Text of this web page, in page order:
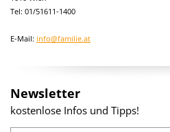
Tel: 01/51611-1400
E-Mail: info@familie.at
Newsletter
kostenlose Infos und Tipps!